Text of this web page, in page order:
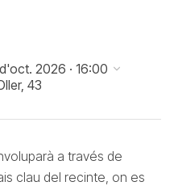
2026 · 16:00
43
a través de
clau del recinte, on es